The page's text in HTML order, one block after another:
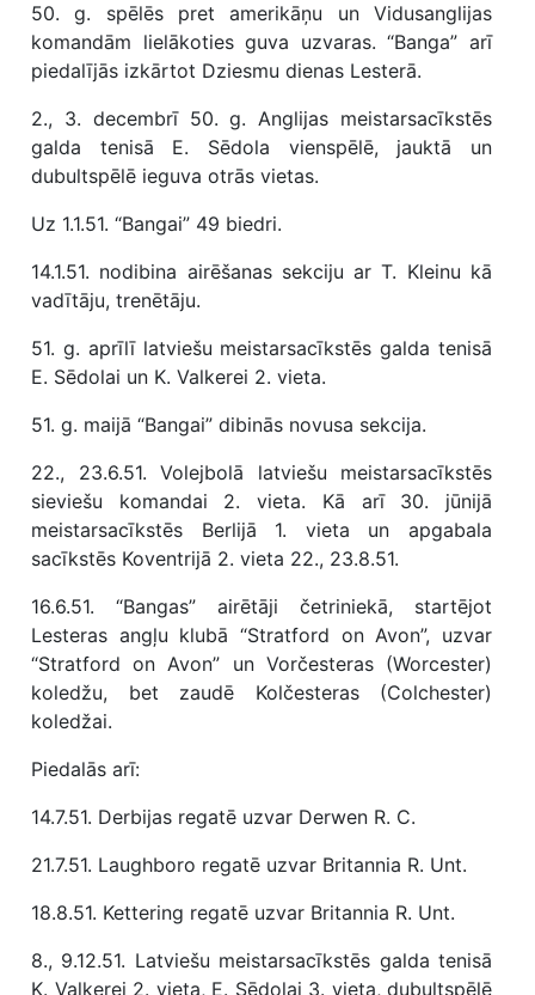
50. g. spēlēs pret amerikāņu un Vidusanglijas
komandām lielākoties guva uzvaras. “Banga” arī
piedalījās izkārtot Dziesmu dienas Lesterā.
2., 3. decembrī 50. g. Anglijas meistarsacīkstēs
galda tenisā E. Sēdola vienspēlē, jauktā un
dubultspēlē ieguva otrās vietas.
Uz 1.1.51. “Bangai” 49 biedri.
14.1.51. nodibina airēšanas sekciju ar T. Kleinu kā
vadītāju, trenētāju.
51. g. aprīlī latviešu meistarsacīkstēs galda tenisā
E. Sēdolai un K. Valkerei 2. vieta.
51. g. maijā “Bangai” dibinās novusa sekcija.
22., 23.6.51. Volejbolā latviešu meistarsacīkstēs
sieviešu komandai 2. vieta. Kā arī 30. jūnijā
meistarsacīkstēs Berlijā 1. vieta un apgabala
sacīkstēs Koventrijā 2. vieta 22., 23.8.51.
16.6.51. “Bangas” airētāji četriniekā, startējot
Lesteras angļu klubā “Stratford on Avon”, uzvar
“Stratford on Avon” un Vorčesteras (Worcester)
koledžu, bet zaudē Kolčesteras (Colchester)
koledžai.
Piedalās arī:
14.7.51. Derbijas regatē uzvar Derwen R. C.
21.7.51. Laughboro regatē uzvar Britannia R. Unt.
18.8.51. Kettering regatē uzvar Britannia R. Unt.
8., 9.12.51. Latviešu meistarsacīkstēs galda tenisā
K. Valkerei 2. vieta, E. Sēdolai 3. vieta, dubultspēlē